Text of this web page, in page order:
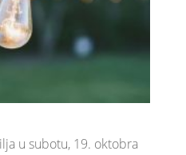
u subotu, 19. oktobra